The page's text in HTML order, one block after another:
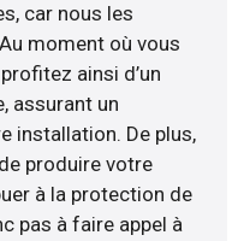
car nous les
moment où vous
ainsi d’un
assurant un
installation. De plus,
produire votre
à la protection de
pas à faire appel à